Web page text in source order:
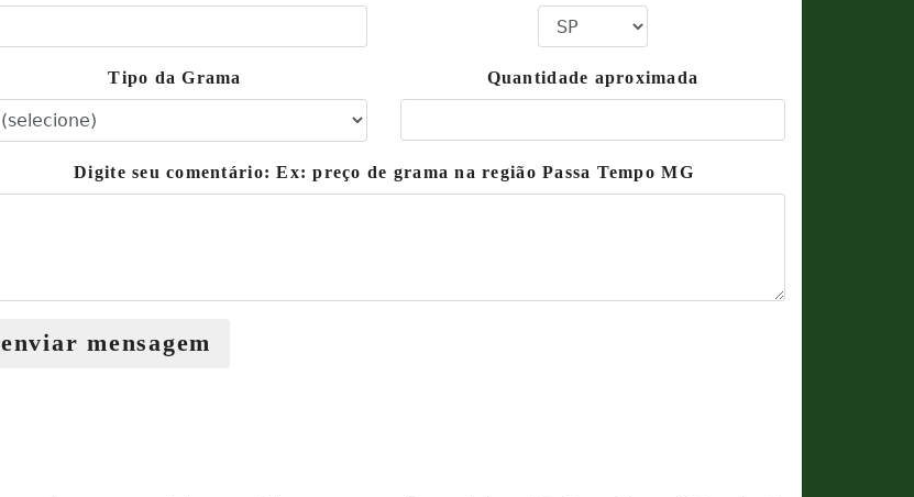
Tipo da Grama Quantidade aproximada
Digite seu comentário: Ex: preço de grama na região Passa Tempo MG
enviar mensagem